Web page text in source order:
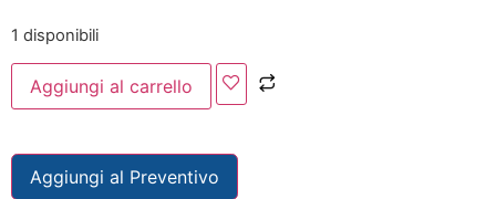
1 disponibili
Aggiungi al carrello
Aggiungi al Preventivo